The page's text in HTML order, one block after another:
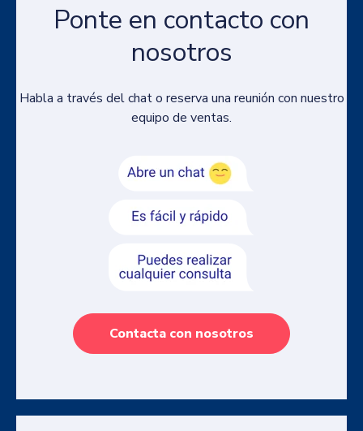
Ponte en contacto con
nosotros
Habla a través del chat o reserva una reunión con nuestro
equipo de ventas.
Contacta con nosotros